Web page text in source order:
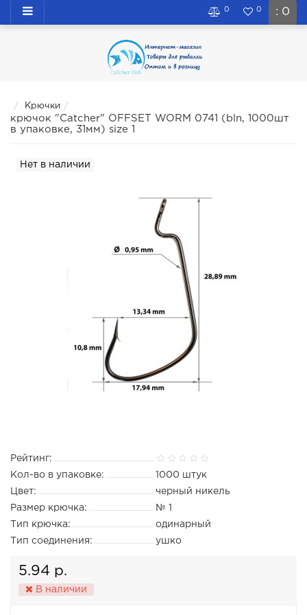
: 0
0 0
Крючки
крючок "Catcher" OFFSET WORM 0741 (bln, 1000шт
в упаковке, 31мм) size 1
Нет в наличии
Рейтинг:
Кол-во в упаковке:
1000 штук
Цвет:
черный никель
Размер крючка:
№ 1
Тип крючка:
одинарный
Тип соединения:
ушко
5.94 р.
В наличии